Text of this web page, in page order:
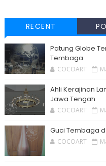
RECENT
Patung Globe
Tembaga
COCOART
Ahli Kerajinan
Jawa Tengah
COCOART
Guci Tembaga
COCOART